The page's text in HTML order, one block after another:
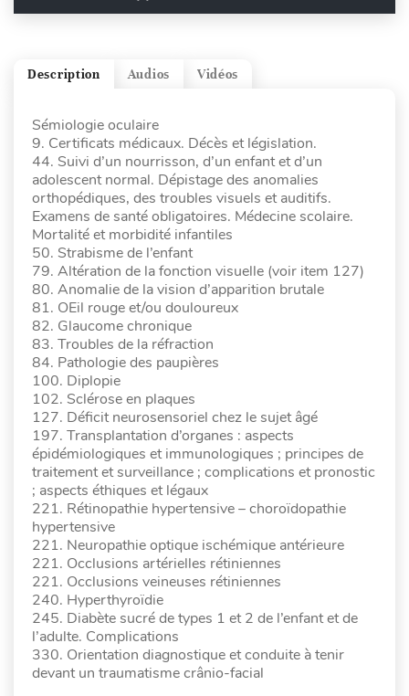
Vidéos
Audios
Description
Sémiologie oculaire
9. Certificats médicaux. Décès et législation.
44. Suivi d’un nourrisson, d’un enfant et d’un
adolescent normal. Dépistage des anomalies
orthopédiques, des troubles visuels et auditifs.
Examens de santé obligatoires. Médecine scolaire.
Mortalité et morbidité infantiles
50. Strabisme de l’enfant
79. Altération de la fonction visuelle (voir item 127)
80. Anomalie de la vision d’apparition brutale
81. OEil rouge et/ou douloureux
82. Glaucome chronique
83. Troubles de la réfraction
84. Pathologie des paupières
100. Diplopie
102. Sclérose en plaques
127. Déficit neurosensoriel chez le sujet âgé
197. Transplantation d’organes : aspects
épidémiologiques et immunologiques ; principes de
traitement et surveillance ; complications et pronostic
; aspects éthiques et légaux
221. Rétinopathie hypertensive – choroïdopathie
hypertensive
221. Neuropathie optique ischémique antérieure
221. Occlusions artérielles rétiniennes
221. Occlusions veineuses rétiniennes
240. Hyperthyroïdie
245. Diabète sucré de types 1 et 2 de l’enfant et de
l’adulte. Complications
330. Orientation diagnostique et conduite à tenir
devant un traumatisme crânio-facial